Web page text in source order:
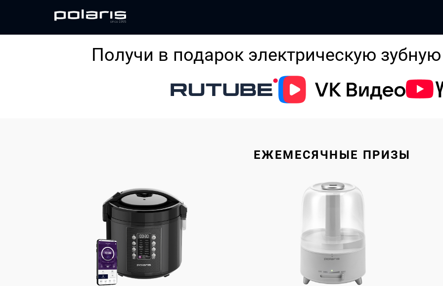
Получи в подарок электрическую
ЕЖЕМЕСЯЧНЫЕ ПРИЗЫ